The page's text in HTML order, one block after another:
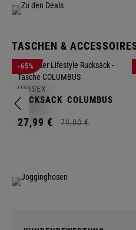
TASCHEN &
-65%
UNISEX
RUCKSACK COLUMBUS
27,99 € 79,00 €